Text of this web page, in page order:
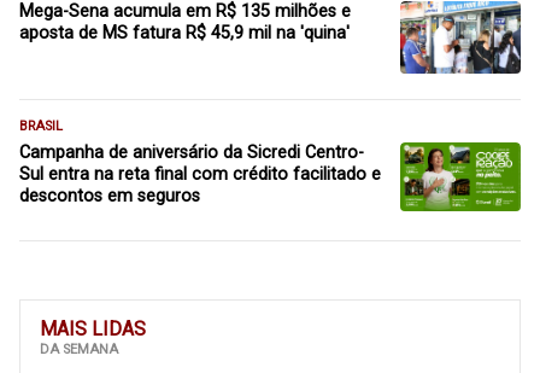
MAIS LIDAS
DA SEMANA
Mega-Sena acumula em R$ 135 milhões e
aposta de MS fatura R$ 45,9 mil na 'quina'
BRASIL
Campanha de aniversário da Sicredi Centro-
Sul entra na reta final com crédito facilitado e
descontos em seguros